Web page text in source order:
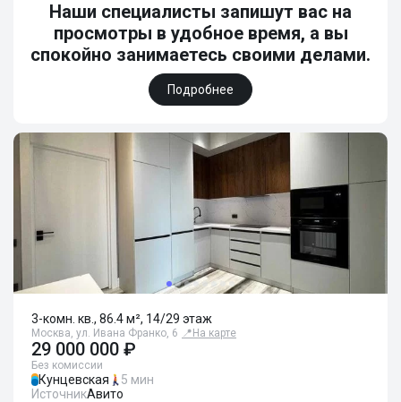
Наши специалисты запишут вас на
просмотры в удобное время, а вы
спокойно занимаетесь своими делами.
Подробнее
3-комн. кв., 86.4 м², 14/29 этаж
Москва, ул. Ивана Франко, 6 📍 На карте
29 000 000 ₽
Без комиссии
Кунцевская
5 мин
ИсточникАвито